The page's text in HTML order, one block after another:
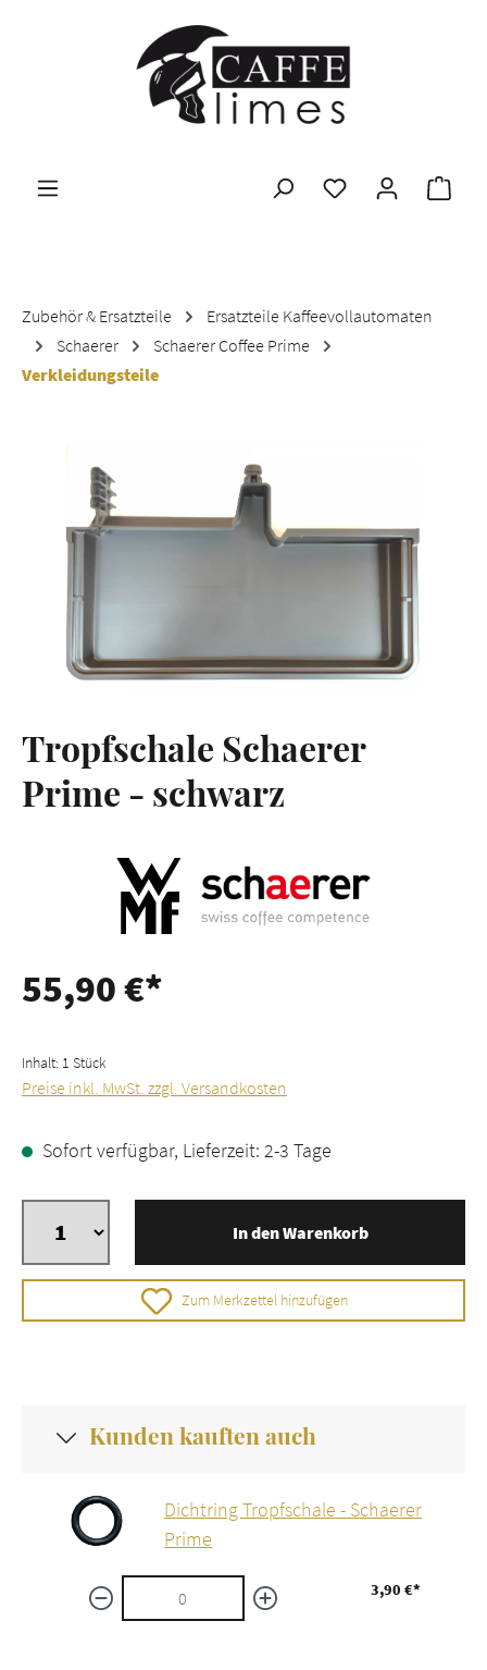
Zum Hauptinhalt springen
Zubehör & Ersatzteile
Ersatzteile Kaffeevollautomaten
Schaerer
Schaerer Coffee Prime
Verkleidungsteile
Bildergalerie überspringen
Tropfschale Schaerer
Prime - schwarz
55,90 €*
Inhalt: 1 Stück
Preise inkl. MwSt. zzgl. Versandkosten
Sofort verfügbar, Lieferzeit: 2-3 Tage
In den Warenkorb
Zum Merkzettel hinzufügen
Kunden kauften auch
Dichtring Tropfschale - Schaerer
Prime
3,90 €*